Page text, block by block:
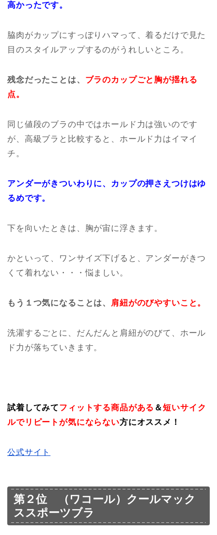
高かったです。
脇肉がカップにすっぽりハマって、着るだけで見た
目のスタイルアップするのがうれしいところ。
残念だったことは、 ブラのカップごと胸が揺れる
点。
同じ値段のブラの中ではホールド力は強いのです
が、高級ブラと比較すると、ホールド力はイマイ
チ。
アンダーがきついわりに、カップの押さえつけはゆ
るめです。
下を向いたときは、胸が宙に浮きます。
かといって、ワンサイズ下げると、アンダーがきつ
くて着れない・・・悩ましい。
もう１つ気になることは、 肩紐がのびやすいこと。
洗濯するごとに、だんだんと肩紐がのびて、ホール
ド力が落ちていきます。
試着してみてフィットする商品がある ＆短いサイク
ルでリピートが気にならない方にオススメ！
公式サイト
第２位 （ワコール）クールマック
ススポーツブラ